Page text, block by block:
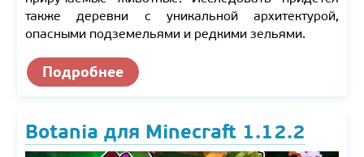
также деревни с уникальной архитектурой,
опасными подземельями и редкими зельями.
Подробнее
Botania для Minecraft 1.12.2